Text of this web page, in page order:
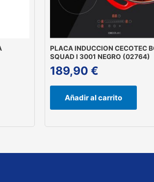
PLACA INDUCCION CECOTEC
SQUAD I 3001 NEGRO (02764)
189,90 €
Añadir al carrito